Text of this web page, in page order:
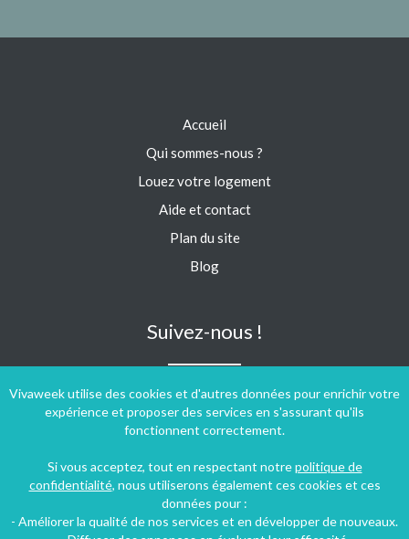
Vivaweek utilise des cookies et d'autres données pour enrichir votre
expérience et proposer des services en s'assurant qu'ils
fonctionnent correctement.
Si vous acceptez, tout en respectant notrepolitique de
confidentialité, nous utiliserons également ces cookies et ces
données pour :
- Améliorer la qualité de nos services et en développer de nouveaux.
Accueil
Qui sommes-nous ?
Louez votre logement
Aide et contact
Plan du site
Blog
Suivez-nous !